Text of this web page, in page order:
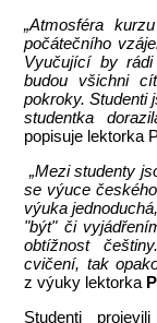
„Atmosféra
počátečního
Vyučující by
budou všichni
pokroky. Studenti
studentka
popisuje lektorka
„Mezi studenty
se výuce
výuka
"být" či
obtížnost
cvičení, tak
z výuky lektorka
Studenti